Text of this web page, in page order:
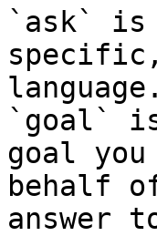
`ask` is
language.
`goal`
goal
behalf
answer